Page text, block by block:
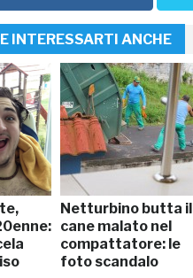
INTERESSARTI ANCHE
Netturbino butta il
cane malato nel
compattatore: le
foto scandalo